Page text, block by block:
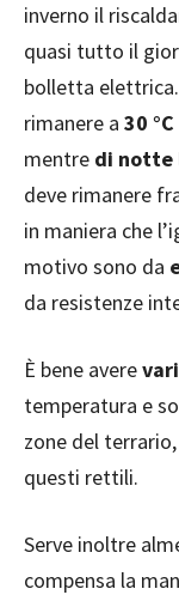
inverno il
quasi tutto il
bolletta
rimanere a 30 °C
mentre di notte
deve rimanere
in maniera che
motivo sono da
da resistenze
È bene avere
temperatura e
zone del
questi rettili.
Serve inoltre
compensa la